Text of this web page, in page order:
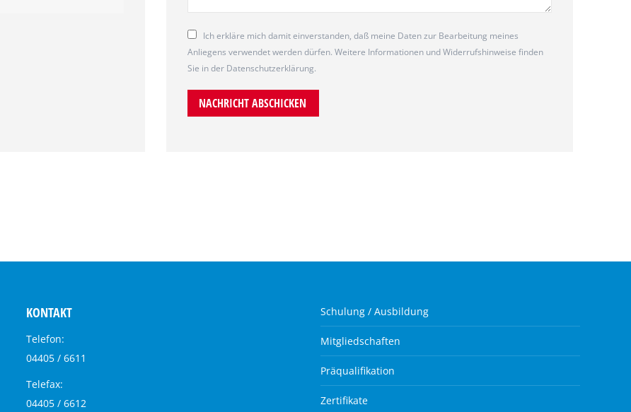
Ich erkläre mich damit einverstanden, daß meine Daten zur Bearbeitung meines
Anliegens verwendet werden dürfen. Weitere Informationen und Widerrufshinweise finden
Sie in der Datenschutzerklärung.
NACHRICHT ABSCHICKEN
KONTAKT
Telefon:
04405 / 6611
Telefax:
04405 / 6612
Schulung / Ausbildung
Mitgliedschaften
Präqualifikation
Zertifikate